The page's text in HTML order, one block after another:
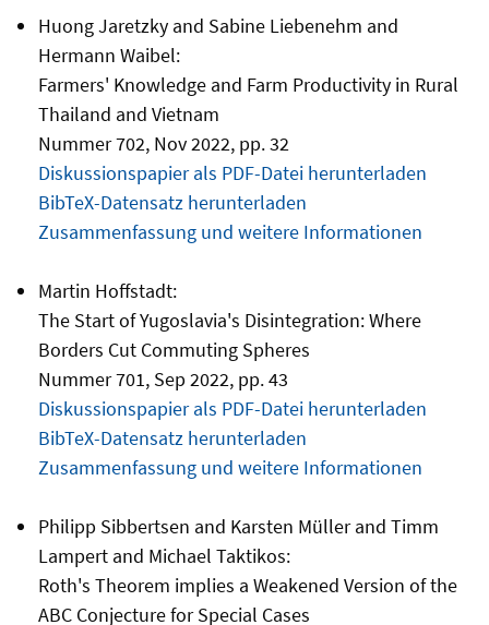
Huong Jaretzky and Sabine Liebenehm and
Hermann Waibel:
Farmers' Knowledge and Farm Productivity in Rural
Thailand and Vietnam
Nummer 702, Nov 2022, pp. 32
Diskussionspapier als PDF-Datei herunterladen
BibTeX-Datensatz herunterladen
Zusammenfassung und weitere Informationen
Martin Hoffstadt:
The Start of Yugoslavia's Disintegration: Where
Borders Cut Commuting Spheres
Nummer 701, Sep 2022, pp. 43
Diskussionspapier als PDF-Datei herunterladen
BibTeX-Datensatz herunterladen
Zusammenfassung und weitere Informationen
Philipp Sibbertsen and Karsten Müller and Timm
Lampert and Michael Taktikos:
Roth's Theorem implies a Weakened Version of the
ABC Conjecture for Special Cases